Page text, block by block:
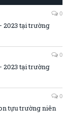
0
2023 tại trường
0
2023 tại trường
0
tựu trường niên